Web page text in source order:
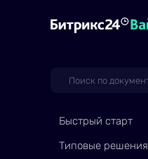
Быстрый старт
Типовые решения